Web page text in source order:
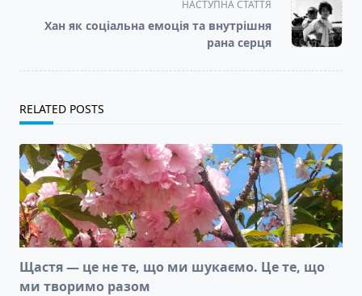
reader-
НАСТУПНА СТАТТЯ
Хан як соціальна емоція та внутрішня
рана серця
RELATED POSTS
Щастя — це не те, що ми шукаємо. Це те, що
ми творимо разом